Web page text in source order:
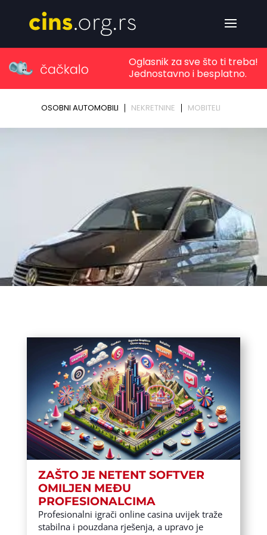
ZAŠTO JE NETENT SOFTVER
OMILJEN MEĐU
PROFESIONALCIMA
Profesionalni igrači online casina uvijek traže
stabilna i pouzdana rješenja, a upravo je